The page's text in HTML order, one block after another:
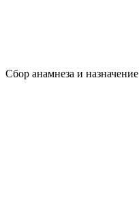
Сбор анамнеза и